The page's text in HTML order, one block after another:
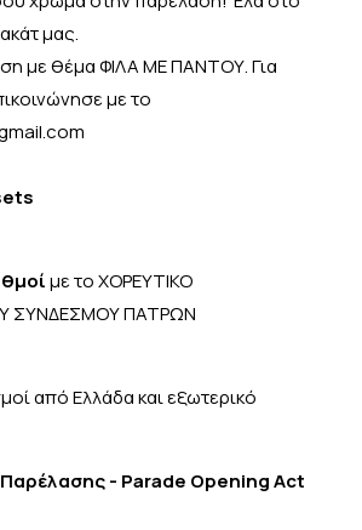
μας.
με θέμα ΦΙΛΑ ΜΕ ΠΑΝΤΟΥ. Για
με το
με το ΧΟΡΕΥΤΙΚΟ
ΣΥΝΔΕΣΜΟΥ ΠΑΤΡΩΝ
από Ελλάδα και εξωτερικό
- Parade Opening Act